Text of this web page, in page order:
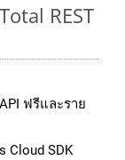
REST
ฟรีและราย
Cloud SDK